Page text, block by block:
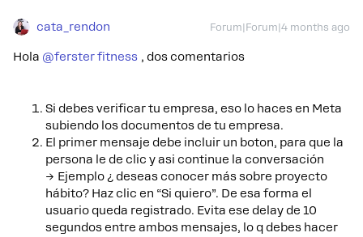
cata_rendon Forum|Forum|4 months ago
Hola ​ @ferster fitness , dos comentarios
Si debes verificar tu empresa, eso lo haces en Meta
subiendo los documentos de tu empresa.
El primer mensaje debe incluir un boton, para que la
persona le de clic y asi continue la conversación
→ Ejemplo ¿ deseas conocer más sobre proyecto
hábito? Haz clic en “Si quiero”. De esa forma el
usuario queda registrado. Evita ese delay de 10
segundos entre ambos mensajes, lo q debes hacer